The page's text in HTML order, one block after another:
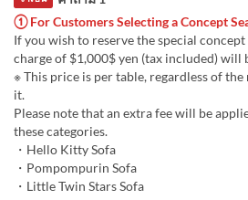
① For Customers Selecting a Concept
If you wish to reserve the special concept
charge of $1,000$ yen (tax included) will
※ This price is per table, regardless of
it.
Please note that an extra fee will be
these categories.
・Hello Kitty Sofa
・Pompompurin Sofa
・Little Twin Stars Sofa